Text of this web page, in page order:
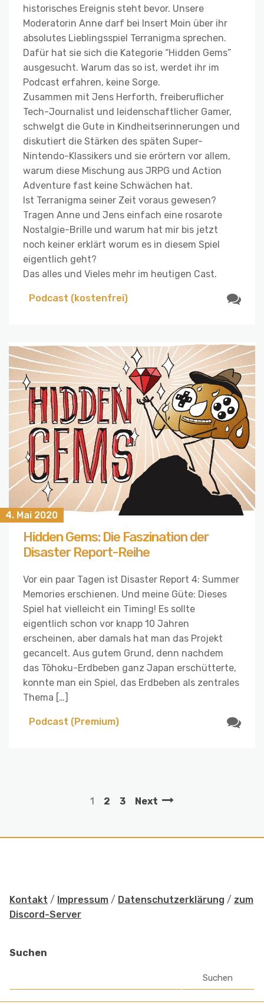
historisches Ereignis steht bevor. Unsere
Moderatorin Anne darf bei Insert Moin über ihr
absolutes Lieblingsspiel Terranigma sprechen.
Dafür hat sie sich die Kategorie “Hidden Gems”
ausgesucht. Warum das so ist, werdet ihr im
Podcast erfahren, keine Sorge.
Zusammen mit Jens Herforth, freiberuflicher
Tech-Journalist und leidenschaftlicher Gamer,
schwelgt die Gute in Kindheitserinnerungen und
diskutiert die Stärken des späten Super-
Nintendo-Klassikers und sie erörtern vor allem,
warum diese Mischung aus JRPG und Action
Adventure fast keine Schwächen hat.
Ist Terranigma seiner Zeit voraus gewesen?
Tragen Anne und Jens einfach eine rosarote
Nostalgie-Brille und warum hat mir bis jetzt
noch keiner erklärt worum es in diesem Spiel
eigentlich geht?
Das alles und Vieles mehr im heutigen Cast.
Podcast (kostenfrei)
4. Mai 2020
Hidden Gems: Die Faszination der
Disaster Report-Reihe
Vor ein paar Tagen ist Disaster Report 4: Summer
Memories erschienen. Und meine Güte: Dieses
Spiel hat vielleicht ein Timing! Es sollte
eigentlich schon vor knapp 10 Jahren
erscheinen, aber damals hat man das Projekt
gecancelt. Aus gutem Grund, denn nachdem
das Tōhoku-Erdbeben ganz Japan erschütterte,
konnte man ein Spiel, das Erdbeben als zentrales
Thema […]
Podcast (Premium)
1 2 3 Next
Kontakt / Impressum / Datenschutzerklärung / zum
Discord-Server
Suchen
Suchen